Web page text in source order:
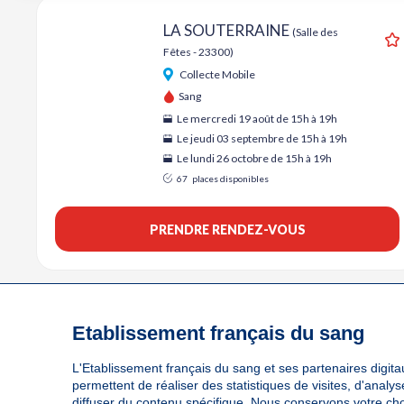
LA SOUTERRAINE (Salle des
Fêtes - 23300)
Collecte Mobile
Sang
Le mercredi 19 août de 15h à 19h
Le jeudi 03 septembre de 15h à 19h
Le lundi 26 octobre de 15h à 19h
67 places disponibles
PRENDRE RENDEZ-VOUS
Etablissement français du sang
L'Etablissement français du sang et ses partenaires
permettent de réaliser des statistiques de visites,